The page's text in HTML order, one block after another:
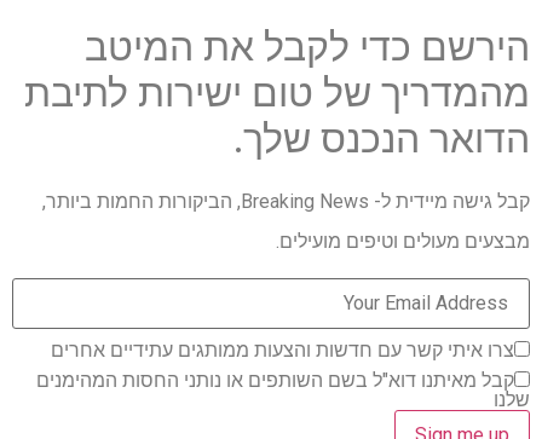
הירשם כדי לקבל את המיטב
מהמדריך של טום ישירות לתיבת
הדואר הנכנס שלך.
קבל גישה מיידית ל- Breaking News, הביקורות החמות ביותר,
מבצעים מעולים וטיפים מועילים.
צרו איתי קשר עם חדשות והצעות ממותגים עתידיים אחרים
קבל מאיתנו דוא"ל בשם השותפים או נותני החסות המהימנים
שלנו